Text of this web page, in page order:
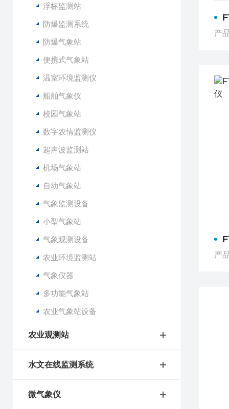
浮标监测站
防爆监测系统
防爆气象站
便携式气象站
温室环境监测仪
船舶气象仪
校园气象站
数字农情监测仪
超声波监测站
机场气象站
自动气象站
气象监测设备
小型气象站
气象观测设备
农业环境监测站
气象仪器
多功能气象站
农业气象站设备
农业观测站
水文在线监测系统
微气象仪
产
产